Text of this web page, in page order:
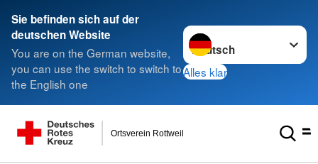
Sie befinden sich auf der
deutschen Website
You are on the German website,
you can use the switch to switch to
the English one
Sprache wechseln zu
Alles klar
Ortsverein Rottweil